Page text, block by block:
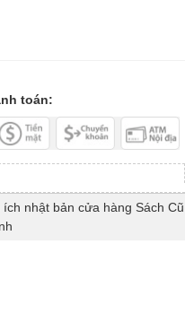
toán:
nhật bản cửa hàng Sách Cũ